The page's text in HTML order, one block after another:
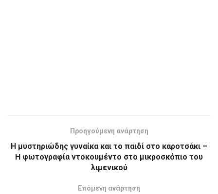
Προηγούμενη ανάρτηση
Η μυστηριώδης γυναίκα και το παιδί στο καροτσάκι –
Η φωτογραφία ντοκουμέντο στο μικροσκόπιο του
λιμενικού
Επόμενη ανάρτηση